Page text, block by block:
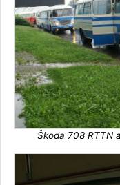
Škoda 708 RTTN